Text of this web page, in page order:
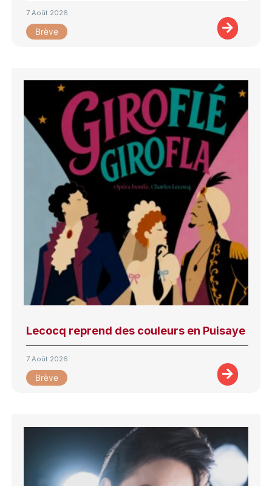
7 Août 2026
Brève
Lecocq reprend des couleurs en Puisaye
7 Août 2026
Brève